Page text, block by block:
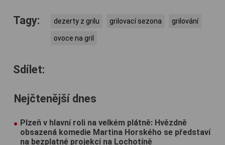
Tagy: dezerty z grilu grilovací sezona grilování
ovoce na gril
Sdílet:
Nejčtenější dnes
Plzeň v hlavní roli na velkém plátně: Hvězdně
obsazená komedie Martina Horského se představí
na bezplatné projekci na Lochotíně